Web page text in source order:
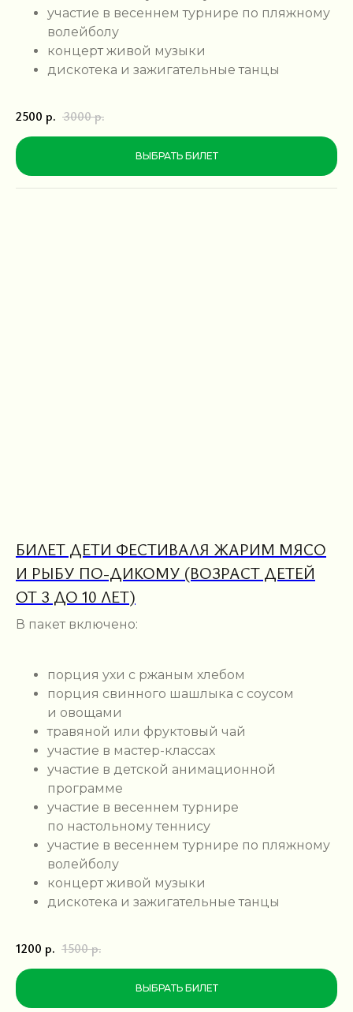
участие в весеннем турнире по пляжному
волейболу
концерт живой музыки
дискотека и зажигательные танцы
2500 р. 3000р.
ВЫБРАТЬ БИЛЕТ
БИЛЕТ ДЕТИ ФЕСТИВАЛЯ ЖАРИМ МЯСО
И РЫБУ ПО-ДИКОМУ (ВОЗРАСТ ДЕТЕЙ
ОТ 3 ДО 10 ЛЕТ)
В пакет включено:
порция ухи с ржаным хлебом
порция свинного шашлыка с соусом
и овощами
травяной или фруктовый чай
участие в мастер-классах
участие в детской анимационной
программе
участие в весеннем турнире
по настольному теннису
участие в весеннем турнире по пляжному
волейболу
концерт живой музыки
дискотека и зажигательные танцы
1200 р. 1500р.
ВЫБРАТЬ БИЛЕТ